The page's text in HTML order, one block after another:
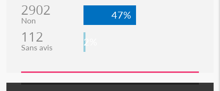
2902
Non 47%
112
Sans avis 2%